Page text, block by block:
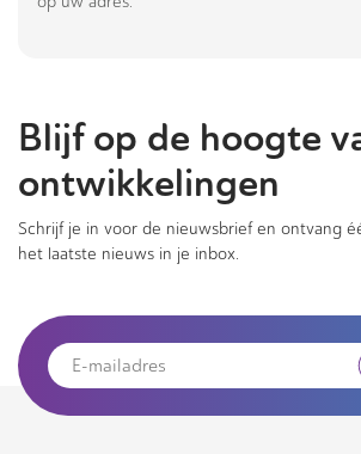
Blijf op de hoogte
ontwikkelingen
Schrijf je in voor de nieuwsbrief en ontvang
het laatste nieuws in je inbox.